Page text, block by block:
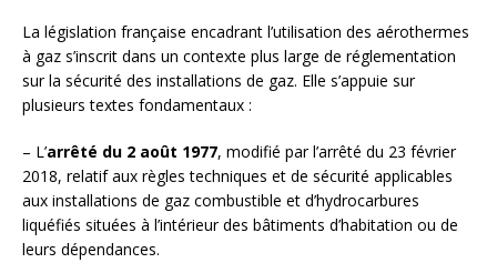
La législation française encadrant l’utilisation des aérothermes
à gaz s’inscrit dans un contexte plus large de réglementation
sur la sécurité des installations de gaz. Elle s’appuie sur
plusieurs textes fondamentaux :
– L’arrêté du 2 août 1977, modifié par l’arrêté du 23 février
2018, relatif aux règles techniques et de sécurité applicables
aux installations de gaz combustible et d’hydrocarbures
liquéfiés situées à l’intérieur des bâtiments d’habitation ou de
leurs dépendances.